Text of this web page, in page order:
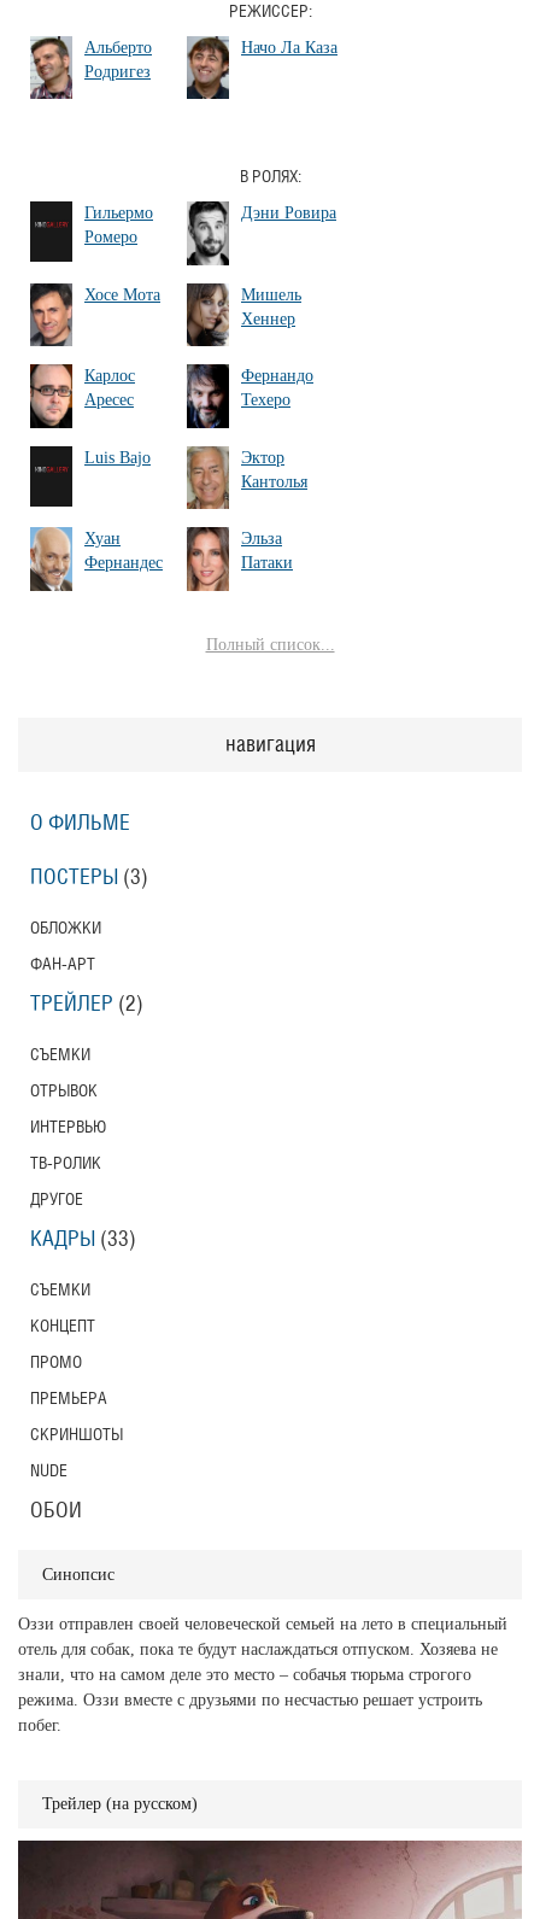
РЕЖИССЕР:
Альберто
Родригез
Начо Ла Каза
В РОЛЯХ:
Гильермо
Ромеро
Дэни Ровира
Хосе Мота
Мишель
Хеннер
Карлос
Аресес
Фернандо
Техеро
Luis Bajo
Эктор
Кантолья
Хуан
Фернандес
Эльза
Патаки
Полный список...
Синопсис
Оззи отправлен своей человеческой семьей на лето в специальный
отель для собак, пока те будут наслаждаться отпуском. Хозяева не
знали, что на самом деле это место – собачья тюрьма строгого
режима. Оззи вместе с друзьями по несчастью решает устроить
побег.
Трейлер (на русском)
навигация
О ФИЛЬМЕ
ПОСТЕРЫ (3)
ОБЛОЖКИ
ФАН-АРТ
ТРЕЙЛЕР (2)
СЪЕМКИ
ОТРЫВОК
ИНТЕРВЬЮ
ТВ-РОЛИК
ДРУГОЕ
КАДРЫ (33)
СЪЕМКИ
КОНЦЕПТ
ПРОМО
ПРЕМЬЕРА
СКРИНШОТЫ
NUDE
ОБОИ